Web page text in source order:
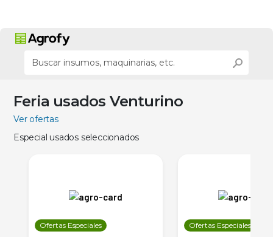
Feria usados Venturino
Ver ofertas
Especial usados seleccionados
Ofertas Especiales Ofertas Especiales